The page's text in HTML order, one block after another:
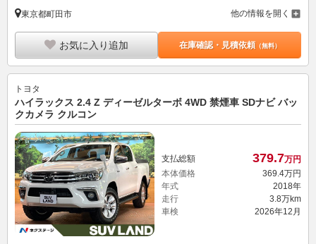
東京都町田市 他の情報を開く
お気に入り追加 在庫確認・見積依頼（無料）
トヨタ
ハイラックス 2.4 Z ディーゼルターボ 4WD 禁煙車 SDナビ バッ
クカメラ クルコン
支払総額 379.7万円
本体価格
369. 4万円
年式
2018年
走行
3.8万km
車検
2026年12月